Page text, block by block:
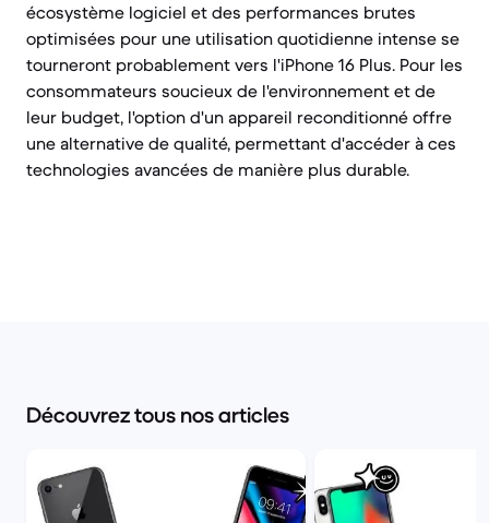
écosystème logiciel et des performances brutes
optimisées pour une utilisation quotidienne intense se
tourneront probablement vers l'iPhone 16 Plus. Pour les
consommateurs soucieux de l'environnement et de
leur budget, l'option d'un appareil reconditionné offre
une alternative de qualité, permettant d'accéder à ces
technologies avancées de manière plus durable.
Découvrez tous nos articles